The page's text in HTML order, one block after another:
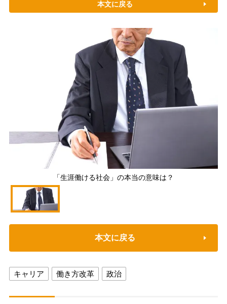
本文に戻る
「生涯働ける社会」の本当の意味は？
本文に戻る
キャリア 働き方改革 政治